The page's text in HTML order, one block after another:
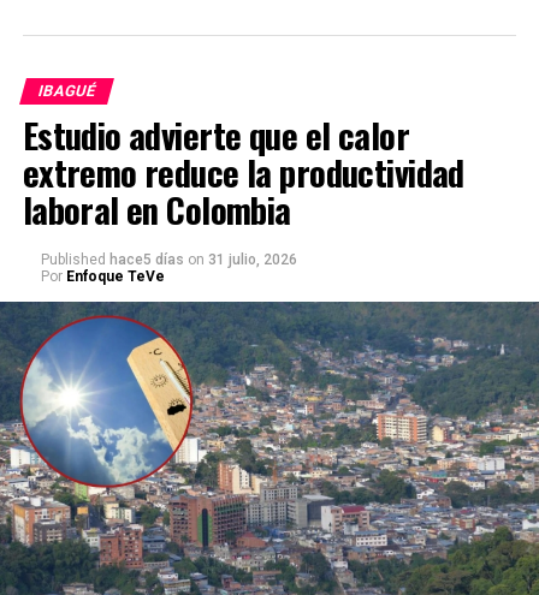
IBAGUÉ
Estudio advierte que el calor
extremo reduce la productividad
laboral en Colombia
Published hace5 días on 31 julio, 2026
Por Enfoque TeVe